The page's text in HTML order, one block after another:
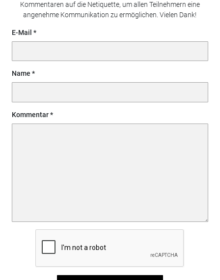
Kommentaren auf die Netiquette, um allen Teilnehmern eine
angenehme Kommunikation zu ermöglichen. Vielen Dank!
E-Mail
Name
Kommentar